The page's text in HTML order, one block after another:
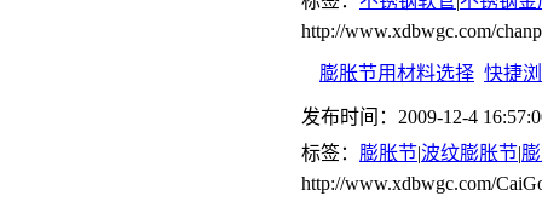
http://www.xdbwgc.com/
膨胀节用材料选择 快捷
发布时间：2009-12-4
标签： 膨胀节|波纹膨胀节|
http://www.xdbwgc.com/